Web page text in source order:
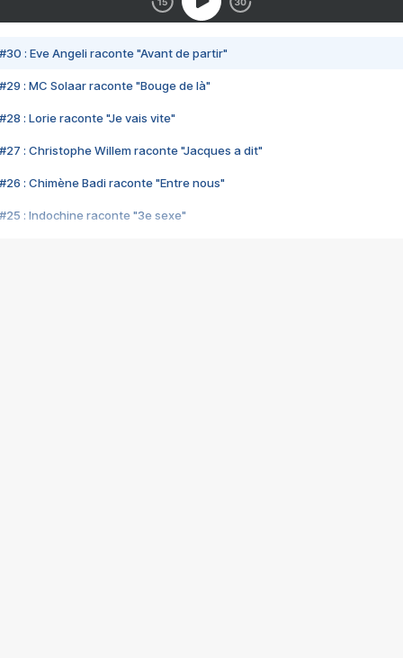
#30 : Eve Angeli raconte "Avant de partir"
#29 : MC Solaar raconte "Bouge de là"
#28 : Lorie raconte "Je vais vite"
#27 : Christophe Willem raconte "Jacques a dit"
#26 : Chimène Badi raconte "Entre nous"
#25 : Indochine raconte "3e sexe"